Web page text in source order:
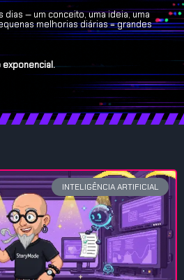
— um conceito, uma ideia, uma
melhorias diárias = grandes
exponencial.
INTELIGÊNCIA ARTIFICIAL